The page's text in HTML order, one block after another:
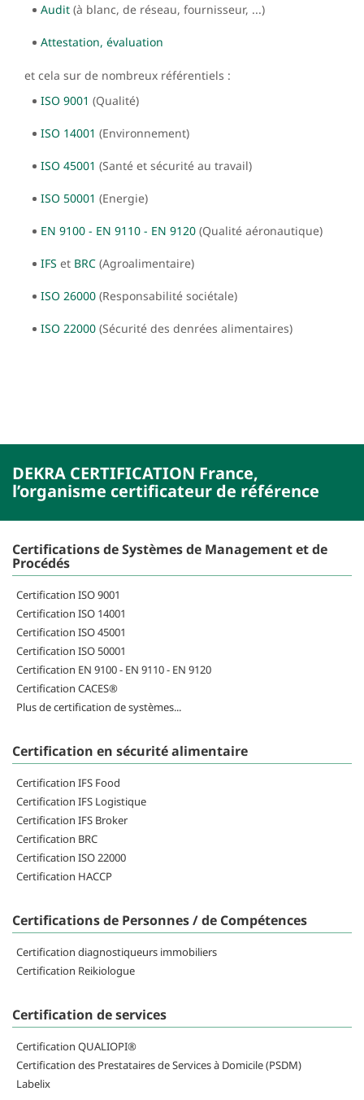
Audit (à blanc, de réseau, fournisseur, ...)
Attestation, évaluation
et cela sur de nombreux référentiels :
ISO 9001 (Qualité)
ISO 14001 (Environnement)
ISO 45001 (Santé et sécurité au travail)
ISO 50001 (Energie)
EN 9100 - EN 9110 - EN 9120 (Qualité aéronautique)
IFS et BRC (Agroalimentaire)
ISO 26000 (Responsabilité sociétale)
ISO 22000 (Sécurité des denrées alimentaires)
DEKRA CERTIFICATION France,
l’organisme certificateur de référence
Certifications de Systèmes de Management et de
Procédés
Certification ISO 9001
Certification ISO 14001
Certification ISO 45001
Certification ISO 50001
Certification EN 9100 - EN 9110 - EN 9120
Certification CACES®
Plus de certification de systèmes...
Certification en sécurité alimentaire
Certification IFS Food
Certification IFS Logistique
Certification IFS Broker
Certification BRC
Certification ISO 22000
Certification HACCP
Certifications de Personnes / de Compétences
Certification diagnostiqueurs immobiliers
Certification Reikiologue
Certification de services
Certification QUALIOPI®
Certification des Prestataires de Services à Domicile (PSDM)
Labelix